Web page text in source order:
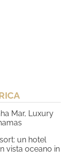
Mar, Luxury
un hotel
vista oceano in